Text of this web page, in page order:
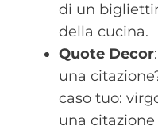
di un
della cucina.
Quote Decor
una
caso tuo:
una